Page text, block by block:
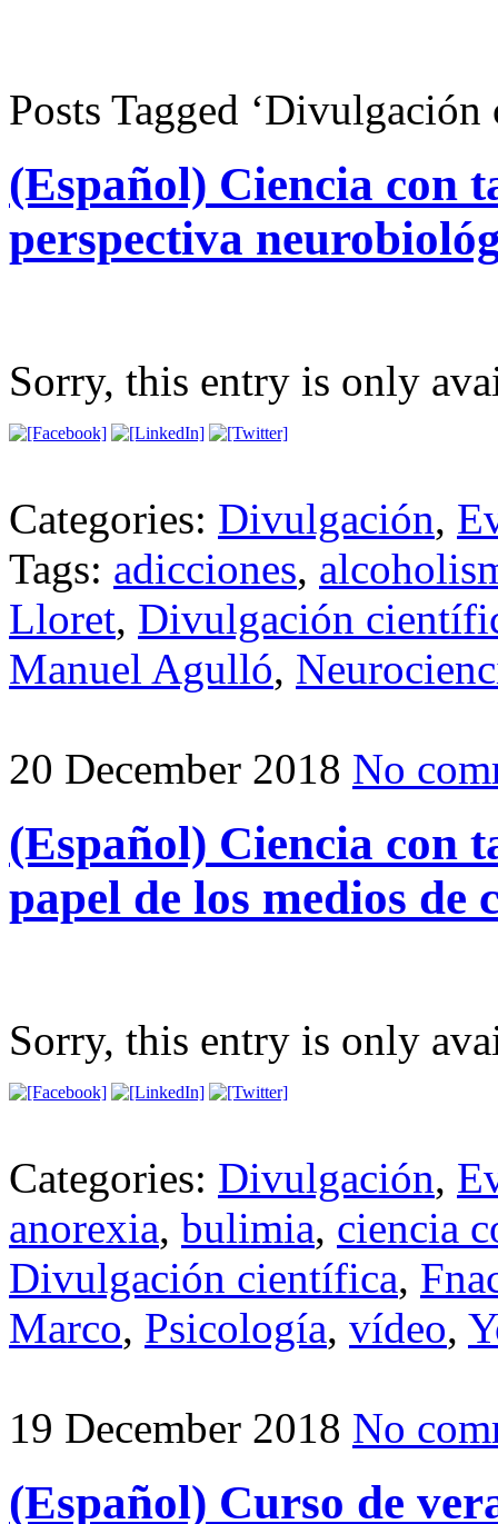
Posts Tagged
(Español) Ciencia con
perspectiva
Sorry, this entry is only
Categories: Divulgación,
Tags: adicciones,
Lloret, Divulgación
Manuel Agulló,
20 December 2018 No
(Español) Ciencia con
papel de los medios de
Sorry, this entry is only
Categories: Divulgación,
anorexia, bulimia, ciencia
Divulgación científica,
Marco, Psicología, vídeo,
19 December 2018 No
(Español) Curso de